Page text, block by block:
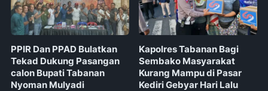
PPIR Dan PPAD Bulatkan
Tekad Dukung Pasangan
calon Bupati Tabanan
Nyoman Mulyadi
Kapolres Tabanan Bagi
Sembako Masyarakat
Kurang Mampu di Pasar
Kediri Gebyar Hari Lalu